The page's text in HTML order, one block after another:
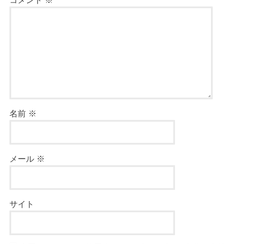
名前 ※
メール ※
サイト